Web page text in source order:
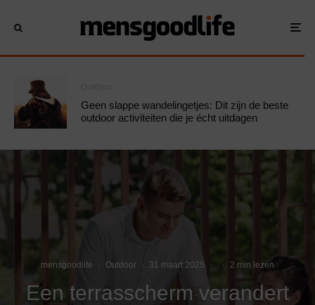
Geen slappe wandelingetjes: Dit zijn de beste
outdoor activiteiten die je écht uitdagen
mensgoodlife · Outdoor · 31 maart 2025 · · 2 min lezen
Een terrasscherm verandert